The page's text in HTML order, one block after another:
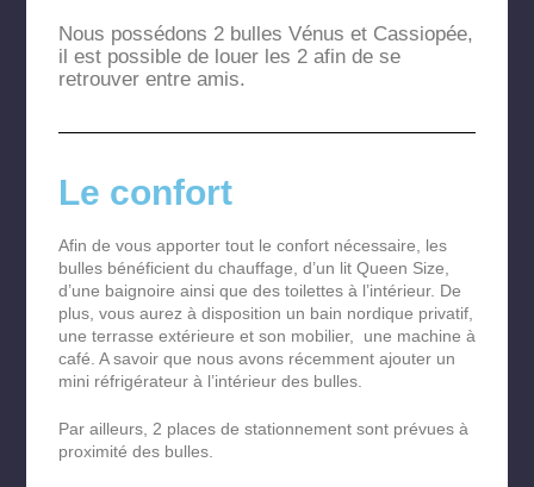
Nous possédons 2 bulles Vénus et Cassiopée,
il est possible de louer les 2 afin de se
retrouver entre amis.
Le confort
Afin de vous apporter tout le confort nécessaire, les
bulles bénéficient du chauffage, d’un lit Queen Size,
d’une baignoire ainsi que des toilettes à l’intérieur. De
plus, vous aurez à disposition un bain nordique privatif,
une terrasse extérieure et son mobilier,
une machine à
café. A savoir que nous avons récemment ajouter un
mini réfrigérateur à l’intérieur des bulles.
Par ailleurs, 2 places de stationnement sont prévues à
proximité des bulles.